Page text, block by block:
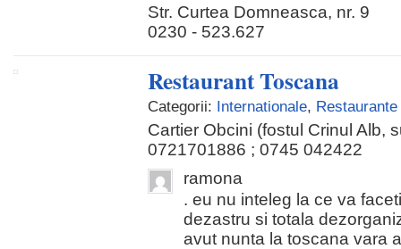
Str. Curtea Domneasca, nr. 9
0230 - 523.627
Restaurant Toscana
Categorii: Internationale,
Cartier Obcini (fostul Crinul Alb,
0721701886 ; 0745 042422
ramona
. eu nu inteleg la ce va
dezastru si totala
avut nunta la toscana vara